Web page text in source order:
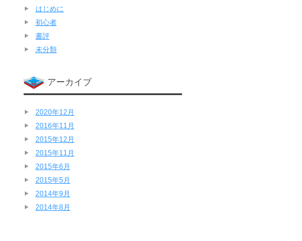
はじめに
初心者
書評
未分類
アーカイブ
2020年12月
2016年11月
2015年12月
2015年11月
2015年6月
2015年5月
2014年9月
2014年8月